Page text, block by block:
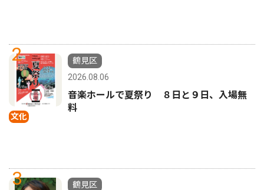
2
文化
鶴見区
2026.08.06
音楽ホールで夏祭り ８日と９日、入場無
料
3
鶴見区